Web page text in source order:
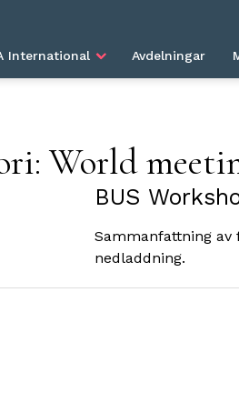
International Avdelningar
WORLD MEETINGS
World
BUS
Sammanfattning av
nedladdning.